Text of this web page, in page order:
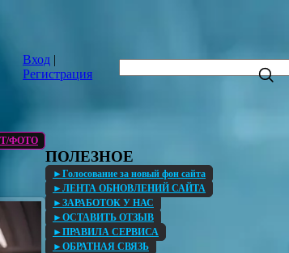
Вход |
Регистрация
ФОТО
ПОЛЕЗНОЕ
►Голосование за новый фон сайта
►ЛЕНТА ОБНОВЛЕНИЙ САЙТА
►ЗАРАБОТОК У НАС
►ОСТАВИТЬ ОТЗЫВ
►ПРАВИЛА СЕРВИСА
►ОБРАТНАЯ СВЯЗЬ